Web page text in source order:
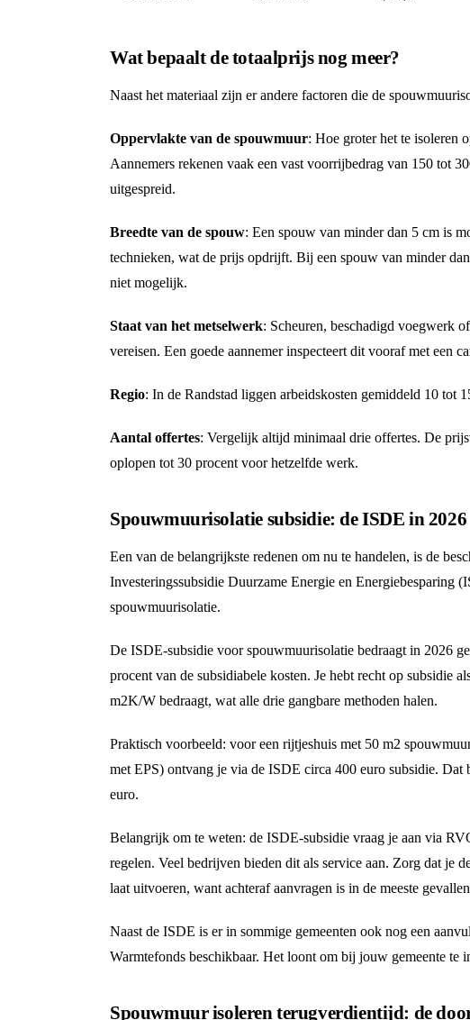
Wat bepaalt de totaalprijs nog meer?
Naast het materiaal zijn er andere factoren die de
Oppervlakte van de spouwmuur: Hoe groter het te isoleren
Aannemers rekenen vaak een vast voorrijbedrag van 150 tot
uitgespreid.
Breedte van de spouw: Een spouw van minder dan 5 cm is
technieken, wat de prijs opdrijft. Bij een spouw van minder
niet mogelijk.
Staat van het metselwerk: Scheuren, beschadigd voegwerk
vereisen. Een goede aannemer inspecteert dit vooraf met een
Regio: In de Randstad liggen arbeidskosten gemiddeld 10 tot
Aantal offertes: Vergelijk altijd minimaal drie offertes. De
oplopen tot 30 procent voor hetzelfde werk.
Spouwmuurisolatie subsidie: de ISDE in 2026
Een van de belangrijkste redenen om nu te handelen, is de
Investeringssubsidie Duurzame Energie en Energiebesparing
spouwmuurisolatie.
De ISDE-subsidie voor spouwmuurisolatie bedraagt in 2026
procent van de subsidiabele kosten. Je hebt recht op subsidie
m2K/W bedraagt, wat alle drie gangbare methoden halen.
Praktisch voorbeeld: voor een rijtjeshuis met 50 m2
met EPS) ontvang je via de ISDE circa 400 euro subsidie. Dat
euro.
Belangrijk om te weten: de ISDE-subsidie vraag je aan via
regelen. Veel bedrijven bieden dit als service aan. Zorg dat je
laat uitvoeren, want achteraf aanvragen is in de meeste
Naast de ISDE is er in sommige gemeenten ook nog een
Warmtefonds beschikbaar. Het loont om bij jouw gemeente te
Spouwmuur isoleren terugverdientijd: de